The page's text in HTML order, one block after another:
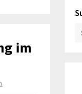
im